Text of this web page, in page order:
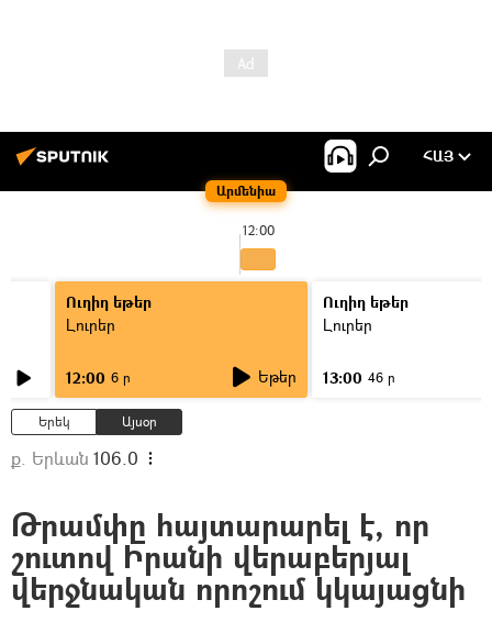
Արմենիա
ՀԱՅ
12:00
Ուղիղ եթեր
Լուրեր
12:00 6 ր Եթեր
Ուղիղ եթեր
Լուրեր
13:00 46 ր
Երեկ Այսօր
ք. Երևան 106.0
Թրամփը հայտարարել է, որ
շուտով Իրանի վերաբերյալ
վերջնական որոշում կկայացնի